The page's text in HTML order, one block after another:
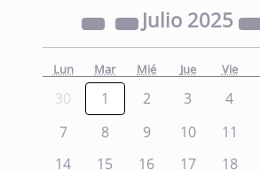
Julio 2025
Lun Mar Mié Jue Vie
30 1 2 3 4
7
8 9 10 11
14
15 16 17 18